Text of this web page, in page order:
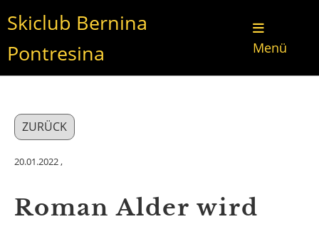
Skiclub Bernina
Pontresina
Menü
ZURÜCK
20.01.2022,
Roman Alder wird